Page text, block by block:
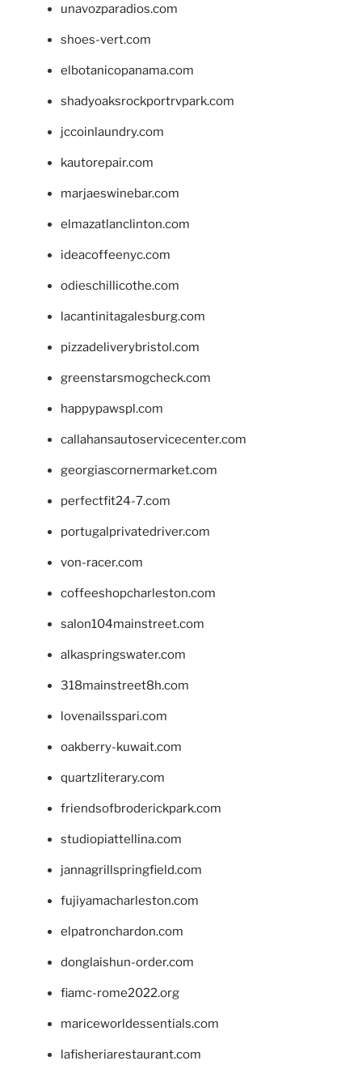
unavozparadios.com
shoes-vert.com
elbotanicopanama.com
shadyoaksrockportrvpark.com
jccoinlaundry.com
kautorepair.com
marjaeswinebar.com
elmazatlanclinton.com
ideacoffeenyc.com
odieschillicothe.com
lacantinitagalesburg.com
pizzadeliverybristol.com
greenstarsmogcheck.com
happypawspl.com
callahansautoservicecenter.com
georgiascornermarket.com
perfectfit24-7.com
portugalprivatedriver.com
von-racer.com
coffeeshopcharleston.com
salon104mainstreet.com
alkaspringswater.com
318mainstreet8h.com
lovenailsspari.com
oakberry-kuwait.com
quartzliterary.com
friendsofbroderickpark.com
studiopiattellina.com
jannagrillspringfield.com
fujiyamacharleston.com
elpatronchardon.com
donglaishun-order.com
fiamc-rome2022.org
mariceworldessentials.com
lafisheriarestaurant.com